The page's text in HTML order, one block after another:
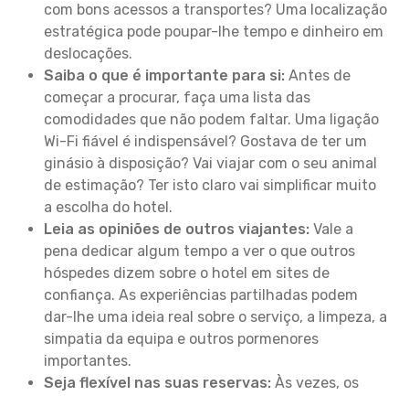
com bons acessos a transportes? Uma localização
estratégica pode poupar-lhe tempo e dinheiro em
deslocações.
Saiba o que é importante para si: Antes de
começar a procurar, faça uma lista das
comodidades que não podem faltar. Uma ligação
Wi-Fi fiável é indispensável? Gostava de ter um
ginásio à disposição? Vai viajar com o seu animal
de estimação? Ter isto claro vai simplificar muito
a escolha do hotel.
Leia as opiniões de outros viajantes: Vale a
pena dedicar algum tempo a ver o que outros
hóspedes dizem sobre o hotel em sites de
confiança. As experiências partilhadas podem
dar-lhe uma ideia real sobre o serviço, a limpeza, a
simpatia da equipa e outros pormenores
importantes.
Seja flexível nas suas reservas: Às vezes, os